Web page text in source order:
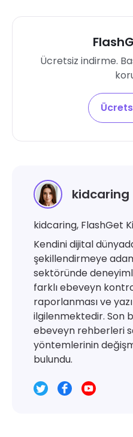
Ücretsiz indirme.
kidcaring
kidcaring, FlashGet
Kendini dijital
şekillendirmeye
sektöründe
farklı ebeveyn
raporlanması ve
ilgilenmektedir. Son
ebeveyn rehberleri
yöntemlerinin
bulundu.